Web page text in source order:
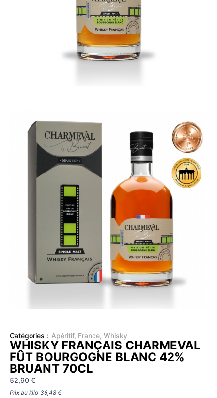
Catégories : Apéritif, France, Whisky
WHISKY FRANÇAIS CHARMEVAL
FÛT BOURGOGNE BLANC 42%
BRUANT 70CL
52,90 €
Prix au kilo 36,48 €